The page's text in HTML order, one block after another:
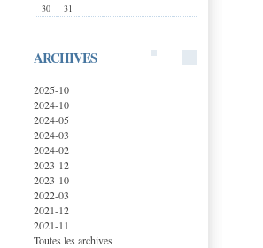
30
31
ARCHIVES
2025-10
2024-10
2024-05
2024-03
2024-02
2023-12
2023-10
2022-03
2021-12
2021-11
Toutes les archives